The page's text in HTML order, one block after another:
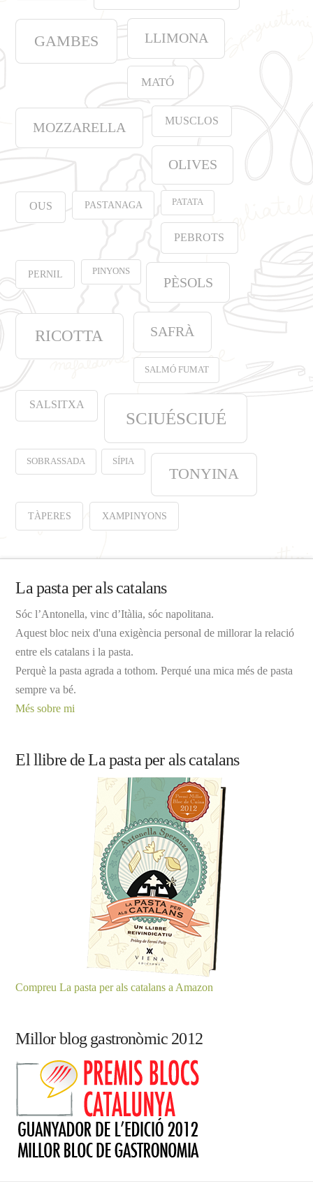
GAMBES LLIMONA
MATÓ
MOZZARELLA MUSCLOS
OLIVES
OUS PASTANAGA PATATA
PEBROTS
PERNIL PINYONS
PÈSOLS
RICOTTA SAFRÀ
SALMÓ FUMAT
SALSITXA
SCIUÉSCIUÉ
SOBRASSADA SÍPIA
TONYINA
TÀPERES XAMPINYONS
La pasta per als catalans
Sóc l’Antonella, vinc d’Itàlia, sóc napolitana.
Aquest bloc neix d'una exigència personal de millorar la relació
entre els catalans i la pasta.
Perquè la pasta agrada a tothom. Perqué una mica més de pasta
sempre va bé.
Més sobre mi
El llibre de La pasta per als catalans
Compreu La pasta per als catalans a Amazon
Millor blog gastronòmic 2012